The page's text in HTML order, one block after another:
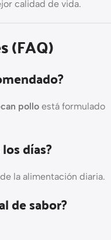
calidad de vida.
(FAQ)
pollo está formulado
días?
la alimentación diaria.
de sabor?